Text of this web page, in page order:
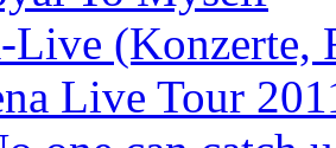
Live (Konzerte,
Live Tour